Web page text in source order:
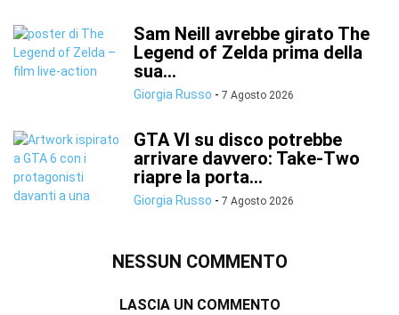
Sam Neill avrebbe girato The
Legend of Zelda prima della
sua...
Giorgia Russo - 7 Agosto 2026
GTA VI su disco potrebbe
arrivare davvero: Take-Two
riapre la porta...
Giorgia Russo - 7 Agosto 2026
NESSUN COMMENTO
LASCIA UN COMMENTO